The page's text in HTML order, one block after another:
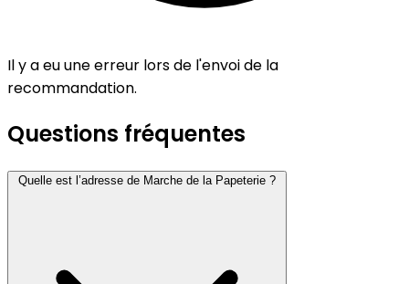
Il y a eu une erreur lors de l'envoi de la
recommandation.
Questions fréquentes
Quelle est l’adresse de Marche de la Papeterie ?